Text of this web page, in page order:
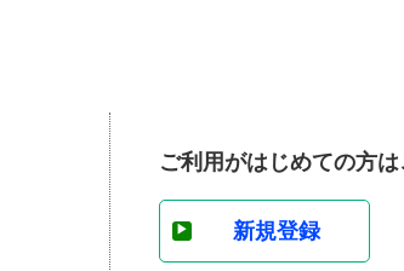
ご利用がはじめての方は
新規登録